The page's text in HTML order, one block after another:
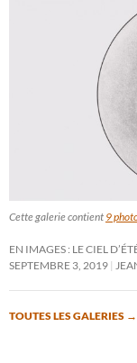
Cette galerie contient 9
EN IMAGES : LE CIEL
SEPTEMBRE 3, 2019
TOUTES LES GALERIES →